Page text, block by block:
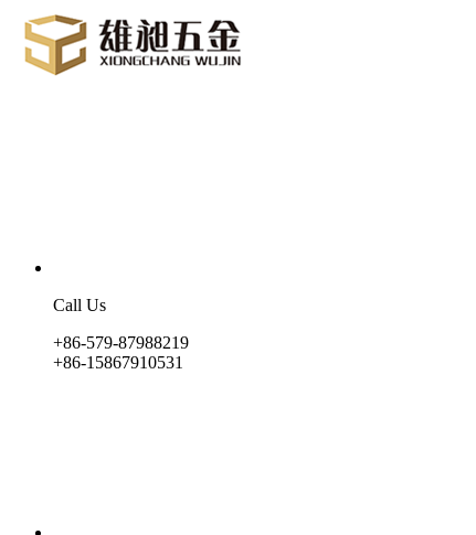
Call Us
+86-579-87988219
+86-15867910531